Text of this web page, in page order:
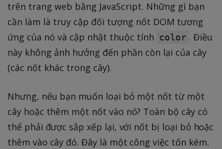
trên trang web bằng JavaScript. Những gì bạn
cần làm là truy cập đối tượng nốt DOM tương
ứng của nó và cập nhật thuộc tính color . Điều
này không ảnh hưởng đến phần còn lại của cây
(các nốt khác trong cây).
Nhưng, nếu bạn muốn loại bỏ một nốt từ một
cây hoặc thêm một nốt vào nó? Toàn bộ cây có
thể phải được sắp xếp lại, với nốt bị loại bỏ hoặc
thêm vào cây đó. Đây là một công việc tốn kém.